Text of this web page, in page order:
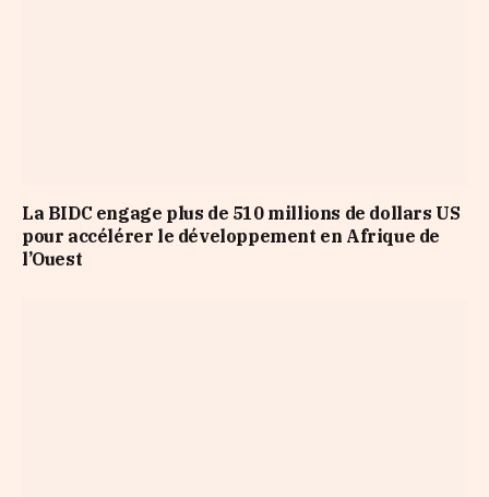
La BIDC engage plus de 510 millions de dollars US
pour accélérer le développement en Afrique de
l’Ouest